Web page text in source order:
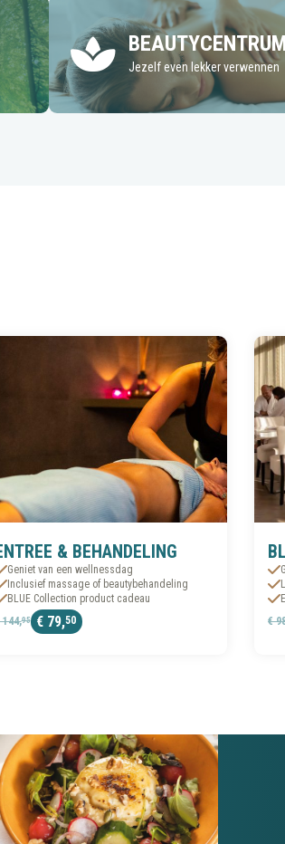
Jezelf even lekker verwennen
& BEHANDELING
Geniet van een wellnessdag
Inclusief massage of beautybehandeling
BLUE Collection product cadeau
144,95 € 79,50
€